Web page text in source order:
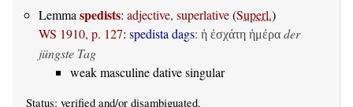
Lemmaspedists: adjective, superlative(Superl.)
WS 1910, p. 127: spedista dags: ἡ ἐσχάτη ἡμέρα der
jüngste Tag
weak masculine dative singular
Status: verified and/or disambiguated.